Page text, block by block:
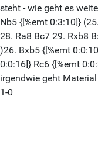
steht - wie geht es
Nb5 {[%emt 0:3:10]}
28. Ra8 Bc7 29. Rxb8
)26. Bxb5 {[%emt
0:0:16]} Rc6 {[%emt
irgendwie geht
1-0